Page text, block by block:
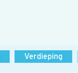
Verdieping